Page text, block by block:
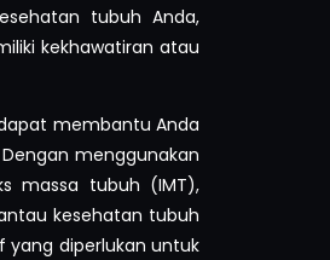
tubuh Anda,
kekhawatiran atau
membantu Anda
menggunakan
massa tubuh (IMT),
kesehatan tubuh
yang diperlukan untuk